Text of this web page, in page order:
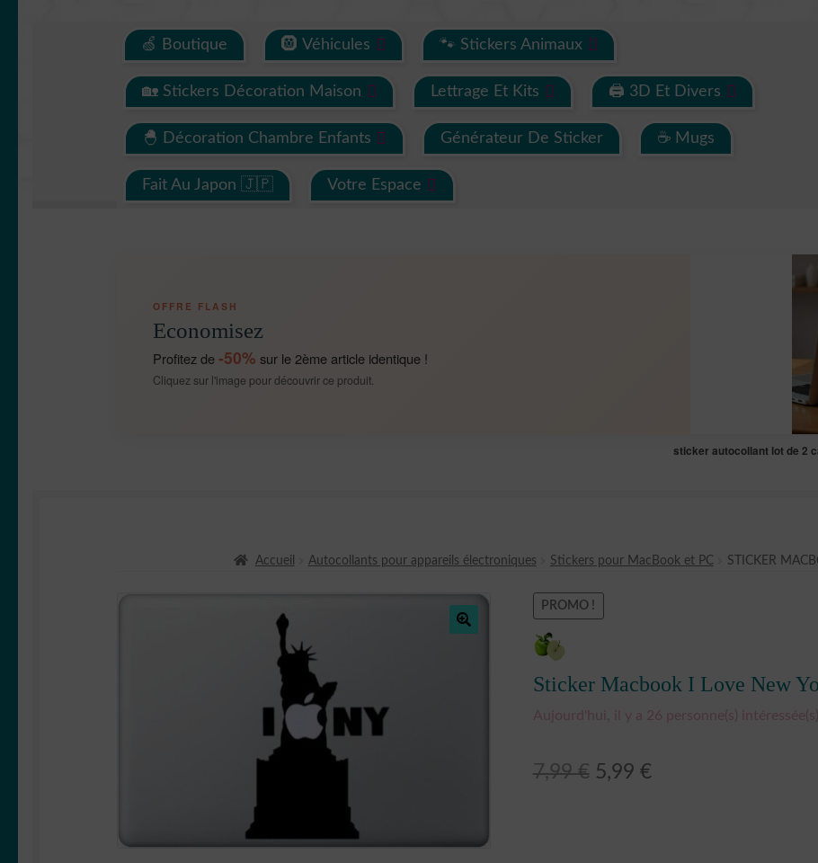
🍏 Boutique 🛞 Véhicules 🐾 Stickers Animaux
🏡 Stickers Décoration Maison Lettrage Et Kits 🖨 3D Et Divers
🐣 Décoration Chambre Enfants Générateur De Sticker ☕ Mugs
Fait Au Japon 🇯🇵 Votre Espace
OFFRE FLASH
Economisez
Profitez de-50% sur le 2ème article identique !
Cliquez sur l'image pour découvrir ce produit.
sticker autocollant lot de 2
Accueil Autocollants pour appareils électroniques Stickers pour MacBook et PC STICKER
PROMO !
Sticker Macbook I Love New
Aujourd'hui, il y a 26 personne(s)
7,99€ Le
5,99 €Le